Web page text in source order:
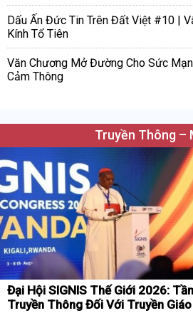
Dấu Ấn Đức Tin Trên Đất Việt #10 |
Kính Tổ Tiên
Văn Chương Mở Đường Cho Sức
Cảm Thông
Truyền Thông –
Đại Hội SIGNIS Thế Giới 2026:
Truyền Thông Đối Với Truyền Giáo